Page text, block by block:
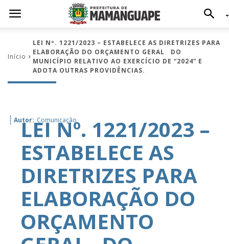
Início
LEI Nº. 1221/2023 – ESTABELECE AS DIRETRIZES PARA
ELABORAÇÃO DO ORÇAMENTO GERAL DO
MUNICÍPIO RELATIVO AO EXERCÍCIO DE “2024” E
ADOTA OUTRAS PROVIDÊNCIAS.
Autor: Comunicação
LEI Nº. 1221/2023 –
ESTABELECE AS
DIRETRIZES PARA
ELABORAÇÃO DO
ORÇAMENTO